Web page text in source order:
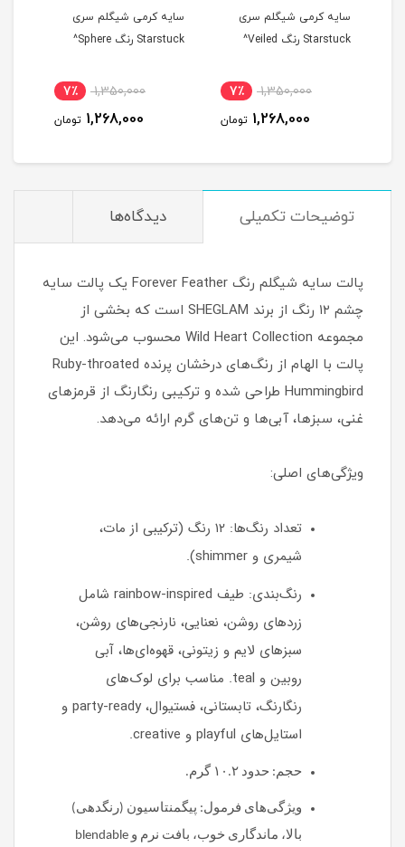
سایه کرمی شیگلم سری
Starstuck رنگ Veiled^
1,350,000 7٪
1,268,000 تومان
سایه کرمی شیگلم سری
Starstuck رنگ Sphere^
1,350,000 7٪
1,268,000 تومان
توضیحات تکمیلی دیدگاه‌ها
پالت سایه شیگلم رنگ Forever Feather یک پالت سایه
چشم ۱۲ رنگ از برند SHEGLAM است که بخشی از
مجموعه Wild Heart Collection محسوب می‌شود. این
پالت با الهام از رنگ‌های درخشان پرنده Ruby-throated
Hummingbird طراحی شده و ترکیبی رنگارنگ از قرمزهای
غنی، سبزها، آبی‌ها و تن‌های گرم ارائه می‌دهد.
ویژگی‌های اصلی:
تعداد رنگ‌ها: ۱۲ رنگ (ترکیبی از مات،
شیمری و shimmer).
رنگ‌بندی: طیف rainbow-inspired شامل
زردهای روشن، نعنایی، نارنجی‌های روشن،
سبزهای لایم و زیتونی، قهوه‌ای‌ها، آبی
روبین و teal. مناسب برای لوک‌های
رنگارنگ، تابستانی، فستیوال، party-ready و
استایل‌های playful و creative.
حجم: حدود ۱۰.۲ گرم.
ویژگی‌های فرمول: پیگمنتاسیون (رنگدهی)
بالا، ماندگاری خوب، بافت نرم و blendable